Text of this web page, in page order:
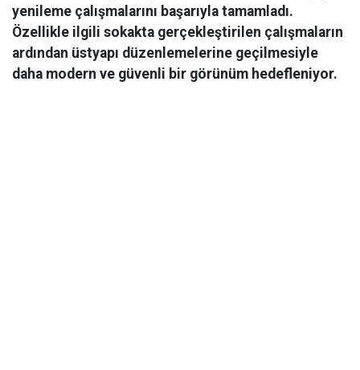
yenileme çalışmalarını başarıyla tamamladı.
Özellikle ilgili sokakta gerçekleştirilen çalışmaların
ardından üstyapı düzenlemelerine geçilmesiyle
daha modern ve güvenli bir görünüm hedefleniyor.